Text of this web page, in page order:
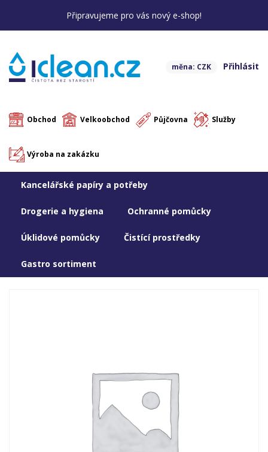
Připravujeme pro vás nový e-shop!
Přihlásit
měna: CZK
Obchod Velkoobchod Půjčovna Služby
Výroba na zakázku
Kancelářské papíry a potřeby
Drogerie a hygiena Ochranné pomůcky
Úklidové pomůcky Čistící prostředky
Gastro sortiment